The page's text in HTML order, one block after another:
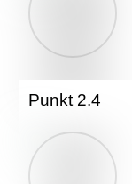
Punkt 2.4